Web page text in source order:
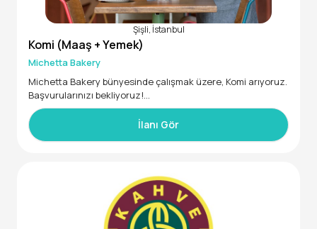
Şişli, İstanbul
Komi (Maaş + Yemek)
Michetta Bakery
Michetta Bakery bünyesinde çalışmak üzere, Komi arıyoruz.
Başvurularınızı bekliyoruz!
İlanı Gör